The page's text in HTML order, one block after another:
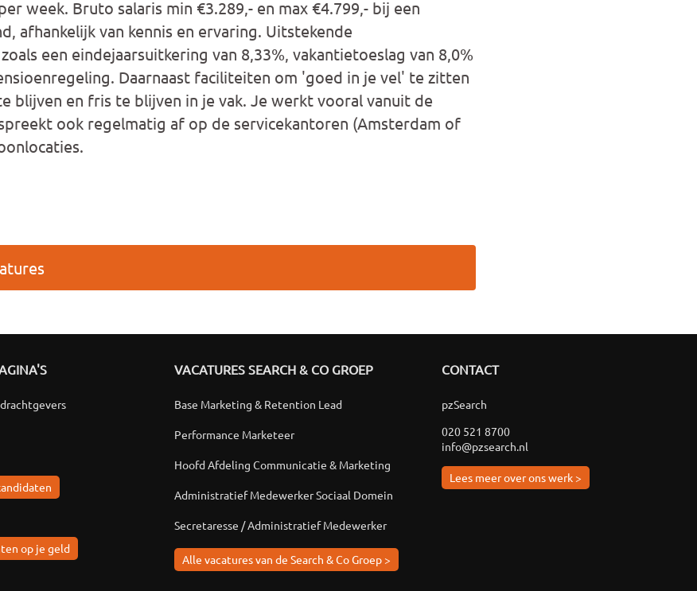
week. Bruto salaris min €3.289,- en max €4.799,- bij een
afhankelijk van kennis en ervaring. Uitstekende
een eindejaarsuitkering van 8,33%, vakantietoeslag van 8,0%
Daarnaast faciliteiten om 'goed in je vel' te zitten
blijven en fris te blijven in je vak. Je werkt vooral vanuit de
ook regelmatig af op de servicekantoren (Amsterdam of
op je geld
VACATURES SEARCH & CO GROEP
Base Marketing & Retention Lead
Performance Marketeer
Hoofd Afdeling Communicatie & Marketing
Administratief Medewerker Sociaal Domein
Secretaresse / Administratief Medewerker
Alle vacatures van de Search & Co Groep >
CONTACT
pzSearch
020 521 8700
info@pzsearch.nl
Lees meer over ons werk >